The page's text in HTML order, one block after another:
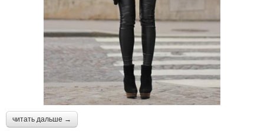
читать дальше →